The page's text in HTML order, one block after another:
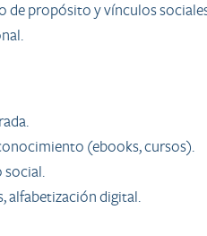
propósito y vínculos
(ebooks, cursos).
social.
alfabetización digital.